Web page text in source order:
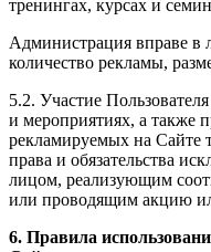
тренингах, курсах и
Администрация вправе в
количество рекламы,
5.2. Участие
и мероприятиях, а также
рекламируемых на Сайте
права и обязательства
лицом, реализующим
или проводящим акцию
6. Правила